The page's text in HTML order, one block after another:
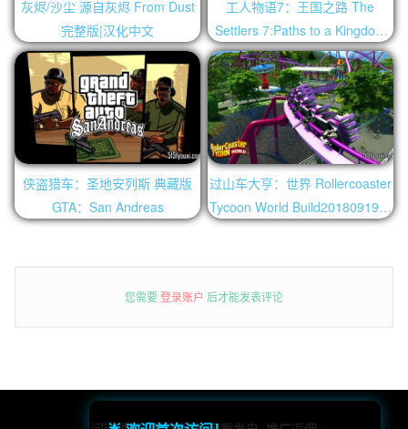
灰烬/沙尘 源自灰烬 From Dust
完整版|汉化中文
工人物语7：王国之路 The
Settlers 7:Paths to a Kingdom
豪华黄金版|汉化中文
侠盗猎车：圣地安列斯 典藏版
GTA：San Andreas
过山车大亨：世界 Rollercoaster
Tycoon World Build20180919豪
华版|官方中文
您需要登录账户 后才能发表评论